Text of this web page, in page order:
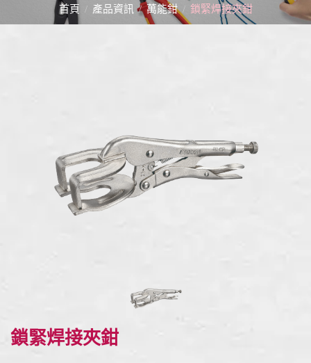
首頁 產品資訊 萬能鉗 鎖緊焊接夾鉗
鎖緊焊接夾鉗